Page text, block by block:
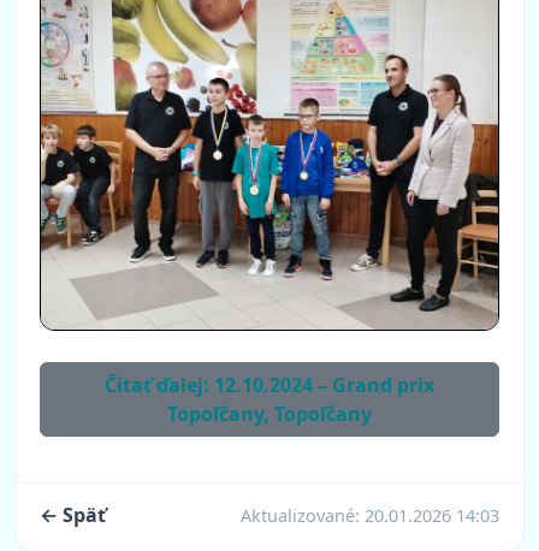
Čítať ďalej: 12.10.2024 – Grand prix
Topoľčany, Topoľčany
← Späť Aktualizované: 20.01.2026 14:03